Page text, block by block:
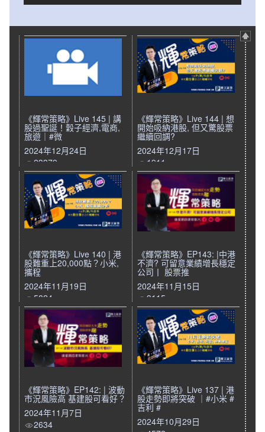
《輝常策略》Live 145 | 講
股過聖誕！穀子經濟,電商,
旅遊｜#微
2024年12月24日
23379
《輝常策略》Live 144 | 想
開始吸納港股, 但又驚股票
繼續回調?
2024年12月17日
1911
《輝常策略》Live 140 | 港
股難重上20,000點？小米,
攜程
2024年11月19日
5824
《輝常策略》EP143: |中港
不濟? 可留意業績增長穩定
公司丨 股票推
2024年11月15日
3115
《輝常策略》EP142: | 波動
市況風險高 基建股可看好？
2024年11月7日
2634
《輝常策略》Live 137 | 港
股走勢即將突破 ｜#小米 #
吉利 #
2024年10月29日